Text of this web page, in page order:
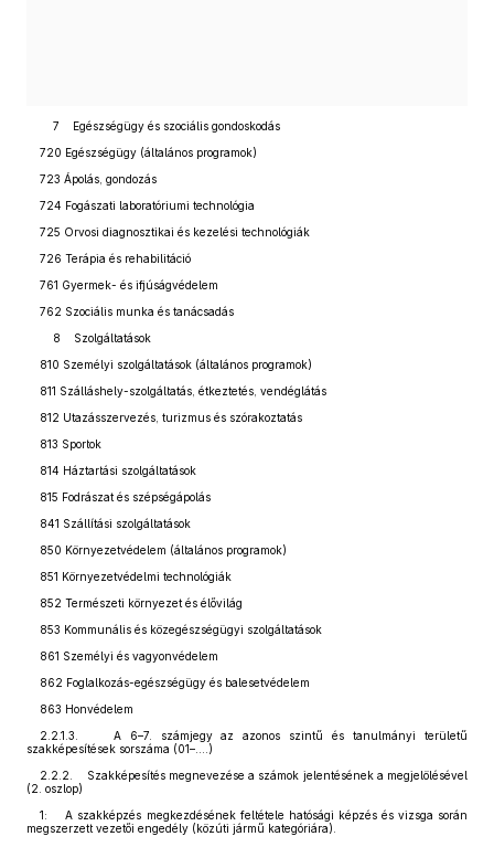
7 Egészségügy és szociális gondoskodás
720 Egészségügy (általános programok)
723 Ápolás, gondozás
724 Fogászati laboratóriumi technológia
725 Orvosi diagnosztikai és kezelési technológiák
726 Terápia és rehabilitáció
761 Gyermek- és ifjúságvédelem
762 Szociális munka és tanácsadás
8 Szolgáltatások
810 Személyi szolgáltatások (általános programok)
811 Szálláshely-szolgáltatás, étkeztetés, vendéglátás
812 Utazásszervezés, turizmus és szórakoztatás
813 Sportok
814 Háztartási szolgáltatások
815 Fodrászat és szépségápolás
841 Szállítási szolgáltatások
850 Környezetvédelem (általános programok)
851 Környezetvédelmi technológiák
852 Természeti környezet és élővilág
853 Kommunális és közegészségügyi szolgáltatások
861 Személyi és vagyonvédelem
862 Foglalkozás-egészségügy és balesetvédelem
863 Honvédelem
2.2.1.3. A 6–7. számjegy az azonos szintű és tanulmányi területű
szakképesítések sorszáma (01–....)
2.2.2. Szakképesítés megnevezése a számok jelentésének a megjelölésével
(2. oszlop)
1: A szakképzés megkezdésének feltétele hatósági képzés és vizsga során
megszerzett vezetői engedély (közúti jármű kategóriára).